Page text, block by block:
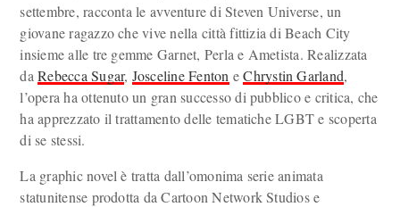
settembre, racconta le avventure di Steven Universe, un
giovane ragazzo che vive nella città fittizia di Beach City
insieme alle tre gemme Garnet, Perla e Ametista. Realizzata
daRebecca Sugar, Josceline Fenton eChrystin Garland,
l’opera ha ottenuto un gran successo di pubblico e critica, che
ha apprezzato il trattamento delle tematiche LGBT e scoperta
di se stessi.
La graphic novel è tratta dall’omonima serie animata
statunitense prodotta da Cartoon Network Studios e